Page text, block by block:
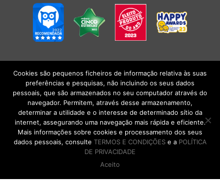
POLÍTICA DE PRIVACIDADE|TERMOS E CONDIÇÕESlCONDIÇÕES
GERAIS DE VENDA| Alberto Oculista, SA 2026. Todos os direitos reservados.
DE VOLTA AO TOPO
Cookies são pequenos ficheiros de informação relativa às suas
preferências e pesquisas, não incluindo os seus dados
pessoais, que são armazenados no seu computador através do
navegador. Permitem, através desse armazenamento,
determinar a utilidade e o interesse de determinado sítio da
internet, assegurando uma navegação mais rápida e eficiente.
Mais informações sobre cookies e processamento dos seus
dados pessoais, consulte TERMOS E CONDIÇÕESe a POLÍTICA
DE PRIVACIDADE
Aceito